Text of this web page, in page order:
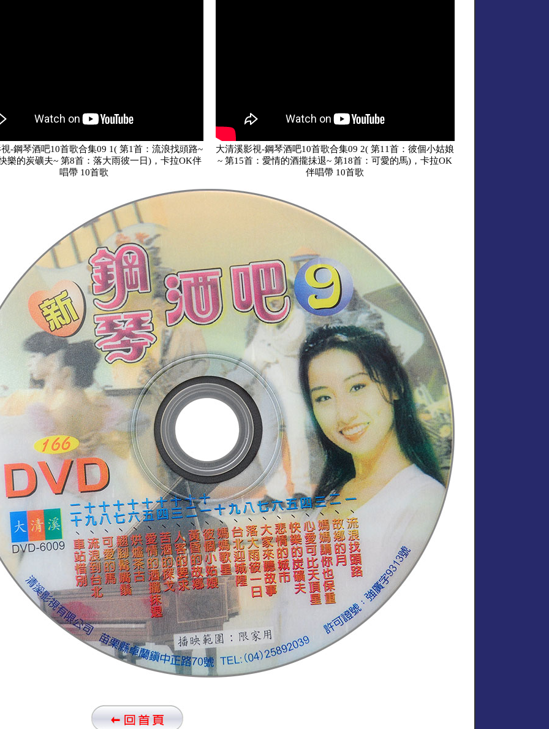
-鋼琴酒吧10首歌合集09 1( 第1首：流浪找頭路~
樂的炭礦夫~ 第8首：落大雨彼一日)，卡拉OK伴
唱帶 10首歌
大清溪影視-鋼琴酒吧10首歌合集09 2( 第11首：彼個小姑娘
~ 第15首：愛情的酒攏抺退~ 第18首：可愛的馬)，卡拉OK
伴唱帶 10首歌